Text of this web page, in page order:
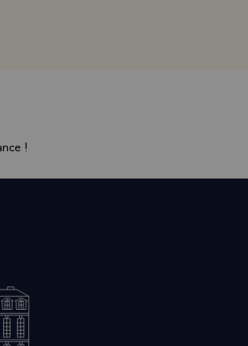
de celles et de ceux qui
de l'économie, dans tous
désir, et ensemble, nous le
le fait d'avoir posé avec vous la
sur un terrain prestigieux avec
!